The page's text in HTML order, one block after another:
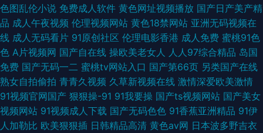
色图乱伦小说 免费成人软件 黄色网址视频播放 国产日产美产精
品 成人午夜视频 伦理视频网站 黄色18禁网站 亚洲无码视频在
线 成人无码看片 91原创社区 伦理电影香港 成人免费 蜜桃91色
色 A片视频网 国产自在线 操欧美老女人 人人97综合精品 岛国
免费 国产无码一二 蜜桃tv网站入口 国产第66页 另类国产在线
熟女自拍偷拍 青青久视频 久草新视频在线 激情深爱欧美激情
91视频官网国产 狠狠操-91 91我要操 国产ts视频网站 国产美女
视频网站 91视频成人下载 国产无码色色 91香蕉亚洲精品 91伊
人加勒比 欧美狠狠插 日韩精品高清 黄色av网 日本波多野吉衣